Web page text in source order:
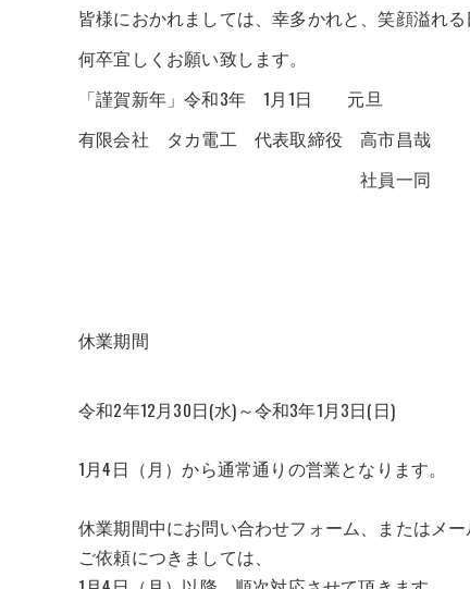
皆様におかれましては、幸多かれと、笑顔溢れる
何卒宜しくお願い致します。
「謹賀新年」令和3年 1月1日 元旦
有限会社 タカ電工 代表取締役 高市昌哉
社員一同
休業期間
令和2年12月30日(水)～令和3年1月3日(日)
1月4日（月）から通常通りの営業となります。
休業期間中にお問い合わせフォーム、またはメー
ご依頼につきましては、